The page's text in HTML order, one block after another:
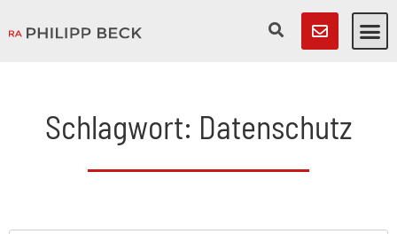
Schlagwort: Datenschutz